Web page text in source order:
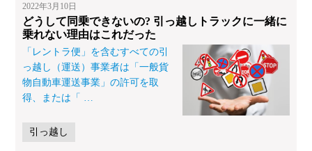
2022年3月10日
どうして同乗できないの? 引っ越しトラックに一緒に
乗れない理由はこれだった
「レントラ便」を含むすべての引
っ越し（運送）事業者は「一般貨
物自動車運送事業」の許可を取
得、または「
引っ越し